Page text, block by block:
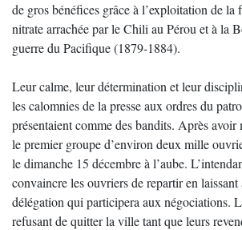
de gros bénéfices grâce à l’exploitation de la
nitrate arrachée par le Chili au Pérou et à la
guerre du Pacifique (1879-1884).
Leur calme, leur détermination et leur
les calomnies de la presse aux ordres du
présentaient comme des bandits. Après avoir
le premier groupe d’environ deux mille
le dimanche 15 décembre à l’aube.
convaincre les ouvriers de repartir en
délégation qui participera aux négociations.
refusant de quitter la ville tant que leurs